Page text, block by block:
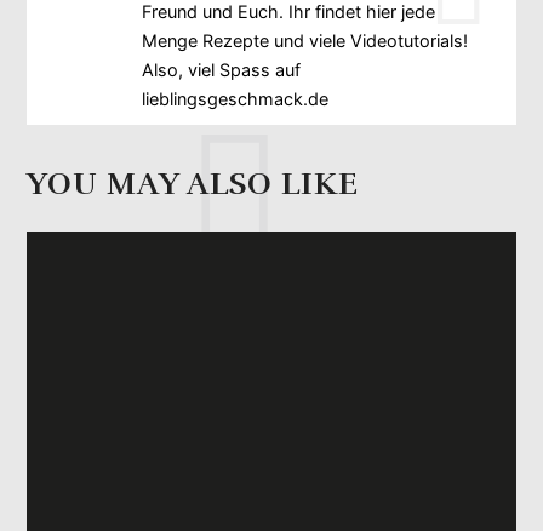
Freund und Euch. Ihr findet hier jede
Menge Rezepte und viele Videotutorials!
Also, viel Spass auf
lieblingsgeschmack.de
YOU MAY ALSO LIKE